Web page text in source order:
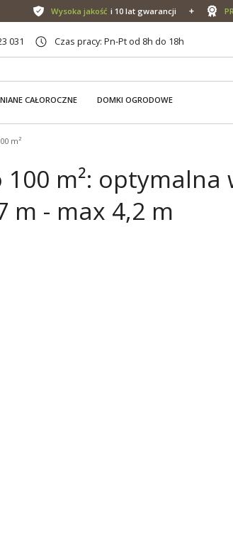
Wysoka jakość i 10 lat gwarancji
031 Czas pracy: Pn-Pt od 8h do 18h
CAŁOROCZNE DOMKI OGRODOWE
m²
m²: optymalna
m - max 4,2 m